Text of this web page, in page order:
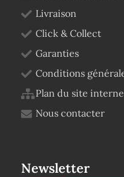
Livraison
Click & Collect
Garanties
Conditions
Plan du site
Nous contacter
Newsletter